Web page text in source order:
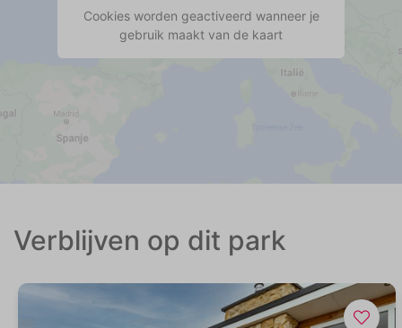
Cookies worden geactiveerd wanneer je
gebruik maakt van de kaart
Verblijven op dit park